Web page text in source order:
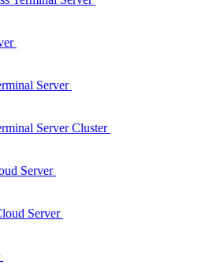
Server
Server Cluster
Server
Server